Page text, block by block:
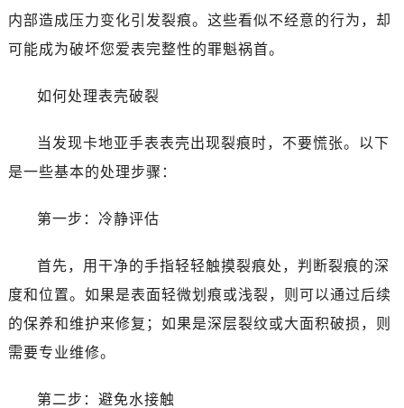
内部造成压力变化引发裂痕。这些看似不经意的行为，却
可能成为破坏您爱表完整性的罪魁祸首。
如何处理表壳破裂
当发现卡地亚手表表壳出现裂痕时，不要慌张。以下
是一些基本的处理步骤：
第一步：冷静评估
首先，用干净的手指轻轻触摸裂痕处，判断裂痕的深
度和位置。如果是表面轻微划痕或浅裂，则可以通过后续
的保养和维护来修复；如果是深层裂纹或大面积破损，则
需要专业维修。
第二步：避免水接触